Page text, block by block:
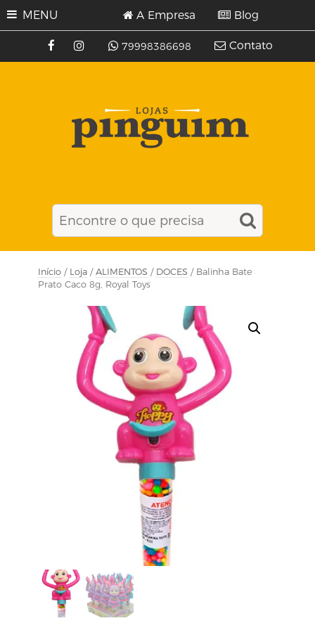
MENU
79998386698
A Empresa Blog
Contato
Início / Loja / ALIMENTOS / DOCES / Balinha Bate
Prato Caco 8g, Royal Toys